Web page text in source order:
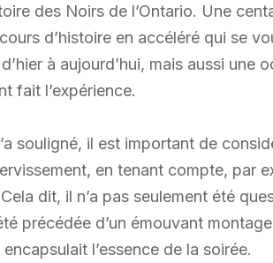
des Noirs de l’Ontario. Une
d’histoire en accéléré qui se
à aujourd’hui, mais aussi une
fait l’expérience.
souligné, il est important de
en tenant compte, par
dit, il n’a pas seulement été
précédée d’un émouvant
l’essence de la soirée.